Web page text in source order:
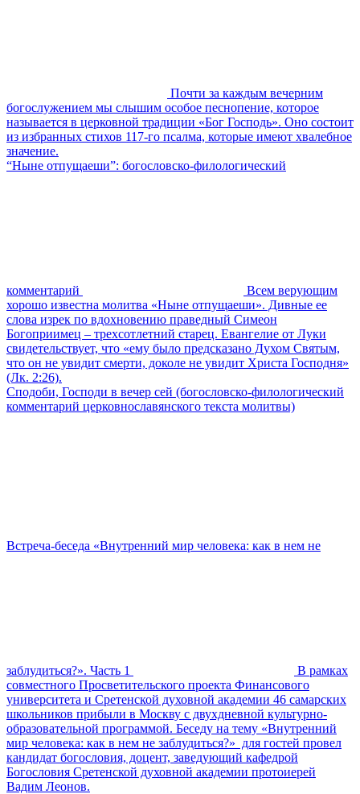
Почти за каждым вечерним
богослужением мы слышим особое песнопение, которое
называется в церковной традиции «Бог Господь». Оно состоит
из избранных стихов 117-го псалма, которые имеют хвалебное
значение.
“Ныне отпущаеши”: богословско-филологический
комментарий
Всем верующим
хорошо известна молитва «Ныне отпущаеши». Дивные ее
слова изрек по вдохновению праведный Симеон
Богоприимец – трехсотлетний старец. Евангелие от Луки
свидетельствует, что «ему было предсказано Духом Святым,
что он не увидит смерти, доколе не увидит Христа Господня»
(Лк. 2:26).
Сподоби, Господи в вечер сей (богословско-филологический
комментарий церковнославянского текста молитвы)
Встреча-беседа «Внутренний мир человека: как в нем не
заблудиться?». Часть 1
В рамках
совместного Просветительского проекта Финансового
университета и Сретенской духовной академии 46 самарских
школьников прибыли в Москву с двухдневной культурно-
образовательной программой. Беседу на тему «Внутренний
мир человека: как в нем не заблудиться?» для гостей провел
кандидат богословия, доцент, заведующий кафедрой
Богословия Сретенской духовной академии протоиерей
Вадим Леонов.